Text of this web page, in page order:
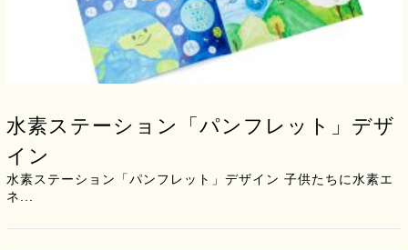
水素ステーション「パンフレット」デザ
イン
水素ステーション「パンフレット」デザイン 子供たちに水素エ
ネ...